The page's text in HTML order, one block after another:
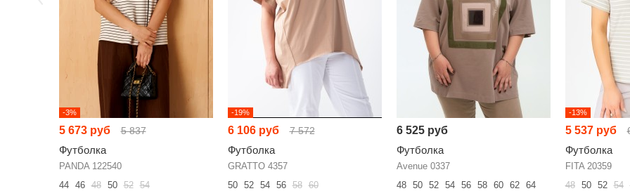
-3%
5 673 руб 5 837
Футболка
PANDA 122540
44
46 48 50 52 54
-19%
6 106 руб 7 572
Футболка
GRATTO 4357
50
52 54 56 58 60
6 525 руб
Футболка
Avenue 0337
48
50 52 54 56 58 60 62
64
-13%
5 537 руб
Футболка
FITA 20359
48
50 52 54